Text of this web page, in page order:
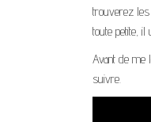
trouverez les
toute petite,
Avant de me
suivre.